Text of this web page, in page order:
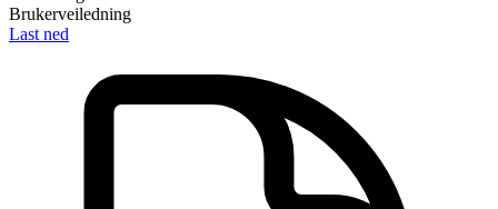
Brukerveiledning
Last ned